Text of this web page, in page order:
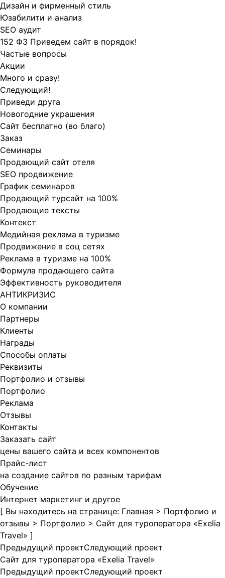
Дизайн и фирменный стиль
Юзабилити и анализ
SEO аудит
152 ФЗ Приведем сайт в порядок!
Частые вопросы
Акции
Много и сразу!
Следующий!
Приведи друга
Новогодние украшения
Сайт бесплатно (во благо)
Заказ
Cеминары
Продающий сайт отеля
SEO продвижение
График семинаров
Продающий турсайт на 100%
Продающие тексты
Контекст
Медийная реклама в туризме
Продвижение в соц сетях
Реклама в туризме на 100%
Формула продающего сайта
Эффективность руководителя
АНТИКРИЗИС
О компании
Партнеры
Клиенты
Награды
Способы оплаты
Реквизиты
Портфолио и отзывы
Портфолио
Реклама
Отзывы
Контакты
Заказать сайт
цены вашего сайта и всех компонентов
Прайс-лист
на создание сайтов по разным тарифам
Обучение
Интернет маркетинг и другое
[ Вы находитесь на странице: Главная > Портфолио и
отзывы > Портфолио > Сайт для туроператора «Exelia
Travel» ]
Предыдущий проектСледующий проект
Сайт для туроператора «Exelia Travel»
Предыдущий проектСледующий проект